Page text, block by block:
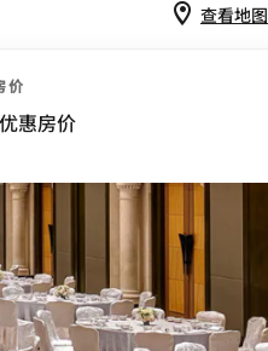
查看地图
价
惠房价